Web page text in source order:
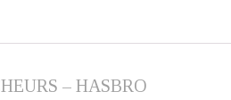
– HASBRO